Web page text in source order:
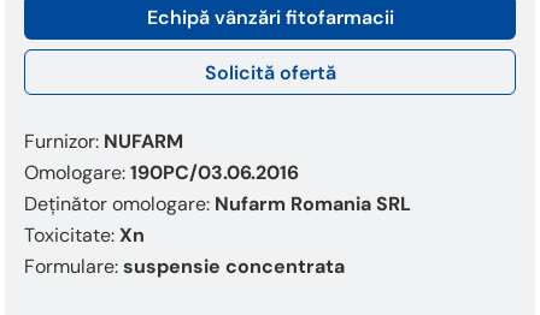
Echipă vânzări fitofarmacii
Solicită ofertă
Furnizor: NUFARM
Omologare:190PC/03.06.2016
Deținător omologare: Nufarm Romania SRL
Toxicitate:Xn
Formulare:suspensie concentrata